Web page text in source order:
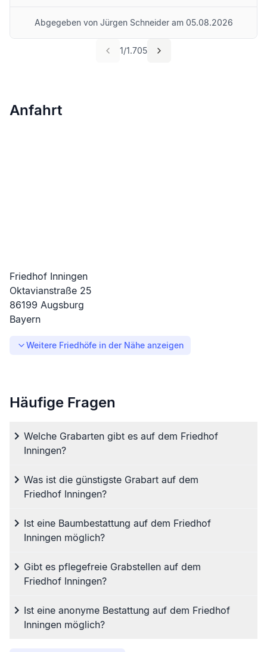
1/1.705
Zeit. Für Frau Moser und das Unternehmen
selbstredend weiterempfehlen! Beste Grüße aus
Abgegeben von Jürgen Schneideram 05.08.2026
Anfahrt
Friedhof Inningen
Oktavianstraße 25
86199 Augsburg
Bayern
Weitere Friedhöfe in der Nähe anzeigen
Häufige Fragen
Welche Grabarten gibt es auf dem Friedhof
Inningen?
Was ist die günstigste Grabart auf dem
Friedhof Inningen?
Ist eine Baumbestattung auf dem Friedhof
Inningen möglich?
Gibt es pflegefreie Grabstellen auf dem
Friedhof Inningen?
Ist eine anonyme Bestattung auf dem Friedhof
Inningen möglich?